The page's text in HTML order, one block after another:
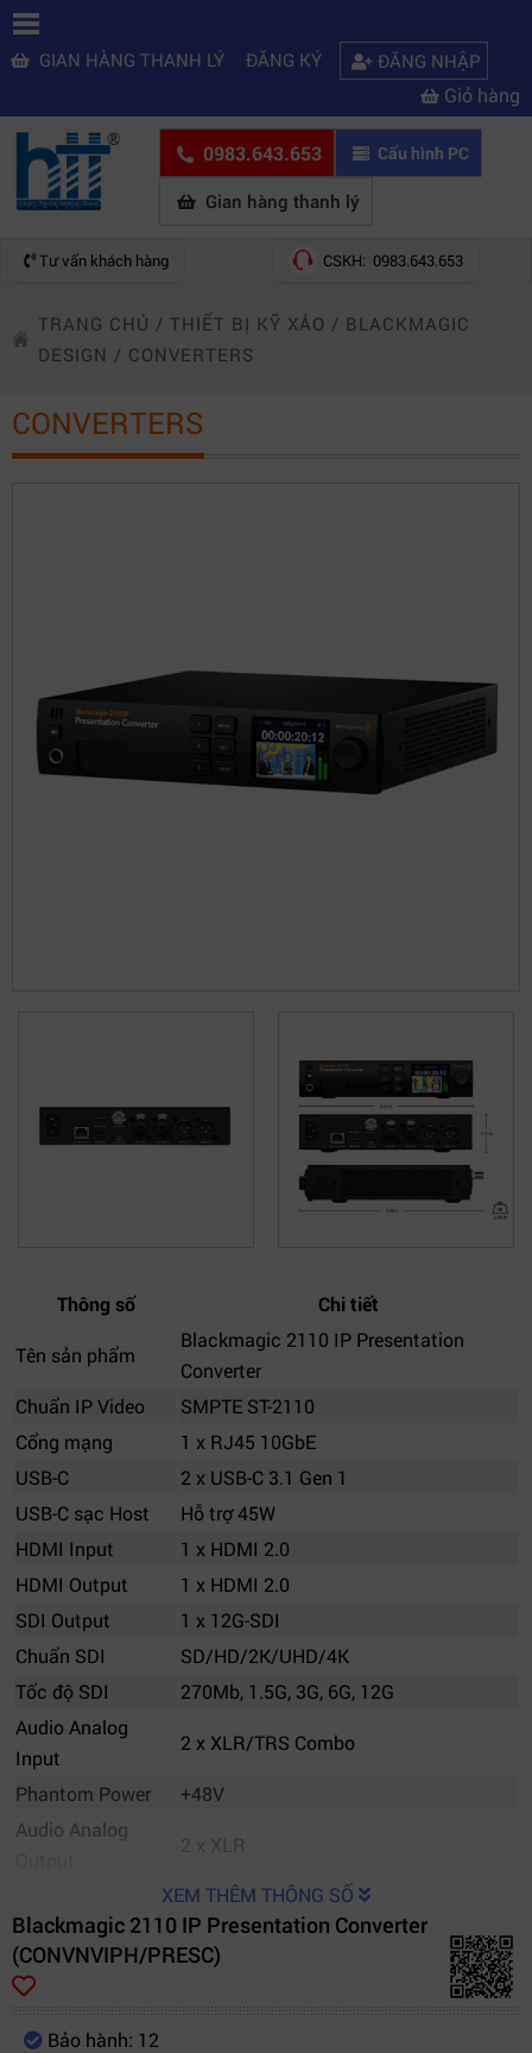
GIAN HÀNG THANH LÝ ĐĂNG KÝ ĐĂNG NHẬP
Giỏ hàng
0983.643.653 Cấu hình PC
Gian hàng thanh lý
Tư vấn khách hàng CSKH: 0983.643.653
TRANG CHỦ / THIẾT BỊ KỸ XẢO / BLACKMAGIC
DESIGN / CONVERTERS
CONVERTERS
Thông số Chi tiết
Tên sản phẩm
Blackmagic 2110 IP Presentation
Converter
Chuẩn IP Video
SMPTE ST-2110
Cổng mạng
1 x RJ45 10GbE
USB-C
2 x USB-C 3.1 Gen 1
USB-C sạc Host
Hỗ trợ 45W
HDMI Input
1 x HDMI 2.0
HDMI Output
1 x HDMI 2.0
SDI Output
1 x 12G-SDI
Chuẩn SDI
SD/HD/2K/UHD/4K
Tốc độ SDI
270Mb, 1.5G, 3G, 6G, 12G
Audio Analog
Input
2 x XLR/TRS Combo
Phantom Power
+48V
Audio Analog
2 x XLR
1 x 6.35mm
SDI Audio Output
16 kênh embedded
HDMI Audio
8 kênh embedded
HDR
Color Space
XEM THÊM THÔNG SỐ
Blackmagic 2110 IP Presentation Converter
(CONVNVIPH/PRESC)
Bảo hành: 12